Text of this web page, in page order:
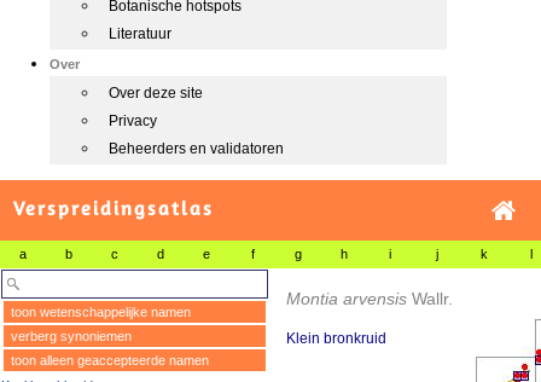
Botanische hotspots
Literatuur
Over
Over deze site
Privacy
Beheerders en validatoren
Verspreidingsatlas
a b c d e f g h i j k l
toon wetenschappelijke namen
verberg synoniemen
toon alleen geaccepteerde namen
Montia arvensis Wallr.
Klein bronkruid